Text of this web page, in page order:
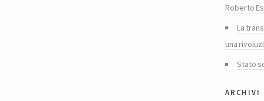
Roberto
La
una
Stato
archivi